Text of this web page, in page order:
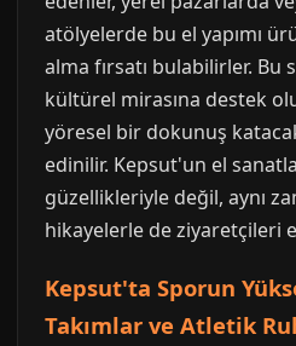
atölyelerde bu el yapımı
alma fırsatı bulabilirler. Bu
kültürel mirasına destek
yöresel bir dokunuş
edinilir. Kepsut'un el
güzellikleriyle değil, aynı
hikayelerle de ziyaretçileri
Kepsut'ta Sporun
Takımlar ve Atletik